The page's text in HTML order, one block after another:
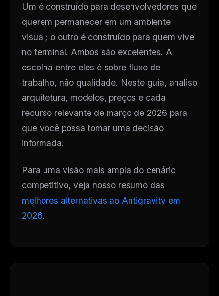
Um é construído para desenvolvedores que
querem permanecer em um ambiente
visual; o outro é construído para quem vive
no terminal. Ambos são excelentes. A
escolha entre eles é sobre fluxo de
trabalho, não qualidade. Neste guia, analiso
arquitetura, modelos, preços e cada
recurso relevante de março de 2026 para
que você possa tomar uma decisão
informada.
Para uma visão mais ampla do cenário
competitivo, veja nosso resumo das
melhores alternativas ao Antigravity em
2026.